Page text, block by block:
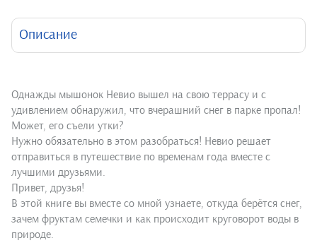
Описание
Однажды мышонок Невио вышел на свою террасу и с
удивлением обнаружил, что вчерашний снег в парке пропал!
Может, его съели утки?
Нужно обязательно в этом разобраться! Невио решает
отправиться в путешествие по временам года вместе с
лучшими друзьями.
Привет, друзья!
В этой книге вы вместе со мной узнаете, откуда берётся снег,
зачем фруктам семечки и как происходит круговорот воды в
природе.